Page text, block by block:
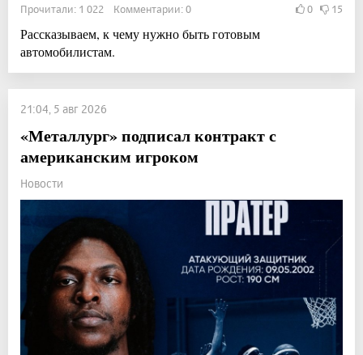
Прочитали: 1 022 Комментарии: 0 0 15
Рассказываем, к чему нужно быть готовым
автомобилистам.
21:04, 5 авг 2026
«Металлург» подписал контракт с
американским игроком
Новости